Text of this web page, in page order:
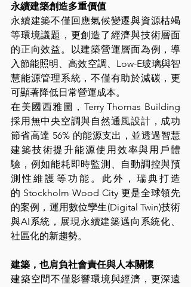
永續建築創造多重價值
永續建築不僅回應氣候變遷與資源枯竭
等環境議題，更創造了經濟與技術層面
的正向效益。以建築營運層面為例，導
入節能照明、高效空調、Low-E玻璃與智
慧能源管理系統，不僅有助於減碳，更
可顯著降低日常營運成本。
在美國西雅圖，Terry Thomas Building
採用無中央空調與自然通風設計，成功
節省高達 56% 的能源支出，並透過智慧
建築技術提升能源使用效率與用戶體
驗，例如能耗即時監測、自動調控與預
測性維護等功能。此外，瑞典打造
的 Stockholm Wood City 更是全球領先
的案例，運用數位孿生(Digital Twin)技術
與AI系統，展現永續建築邁向系統化、
社區化的新趨勢。
建築，也肩負社會責任與人本關懷
建築空間不僅影響環境與經濟，更深遠